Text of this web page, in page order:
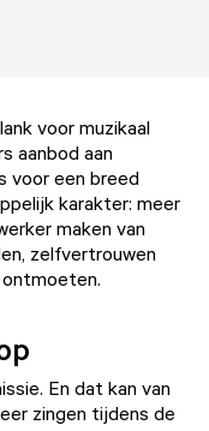
voor muzikaal
aanbod aan
voor een breed
karakter: meer
maken van
zelfvertrouwen
En dat kan van
zingen tijdens de